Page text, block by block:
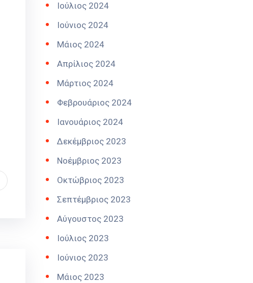
Ιούλιος 2024
Ιούνιος 2024
Μάιος 2024
Απρίλιος 2024
Μάρτιος 2024
Φεβρουάριος 2024
Ιανουάριος 2024
Δεκέμβριος 2023
Νοέμβριος 2023
Οκτώβριος 2023
Σεπτέμβριος 2023
Αύγουστος 2023
Ιούλιος 2023
Ιούνιος 2023
Μάιος 2023